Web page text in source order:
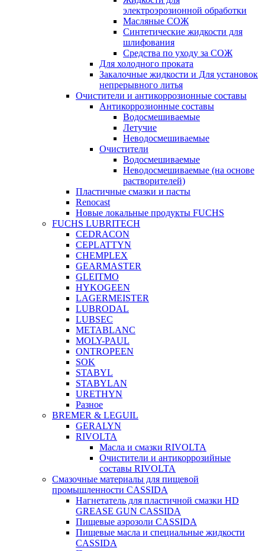
электроэрозионной обработки
Масляные СОЖ
Синтетические жидкости для
шлифования
Средства по уходу за СОЖ
Для холодного проката
Закалочные жидкости и Для установок
непрерывного литья
Очистители и антикоррозионные составы
Антикоррозионные составы
Водосмешиваемые
Летучие
Неводосмешиваемые
Очистители
Водосмешиваемые
Неводосмешиваемые (на основе
растворителей)
Пластичные смазки и пасты
Renocast
Новые локальные продукты FUCHS
FUCHS LUBRITECH
CEDRACON
CEPLATTYN
CHEMPLEX
GEARMASTER
GLEITMO
HYKOGEEN
LAGERMEISTER
LUBRODAL
LUBSEC
METABLANC
MOLY-PAUL
ONTROPEEN
SOK
STABYL
STABYLAN
URETHYN
Разное
BREMER & LEGUIL
GERALYN
RIVOLTA
Масла и смазки RIVOLTA
Очистители и антикоррозийные
составы RIVOLTA
Смазочные материалы для пищевой
промышленности CASSIDA
Нагнетатель для пластичной смазки HD
GREASE GUN CASSIDA
Пищевые аэрозоли CASSIDA
Пищевые масла и специальные жидкости
CASSIDA